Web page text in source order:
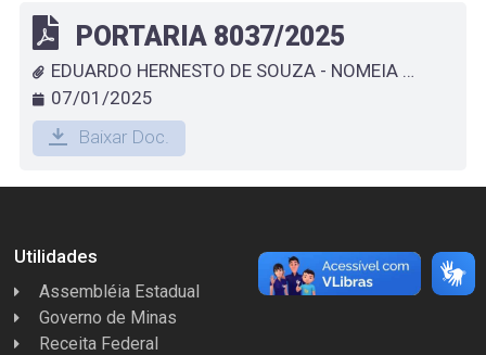
PORTARIA 8037/2025
EDUARDO HERNESTO DE SOUZA - NOMEIA CANDIDATO APROVADO NO CONCURSO PÚBLICO 01/2023
07/01/2025
Baixar Doc.
Utilidades
Assembléia Estadual
Governo de Minas
Receita Federal